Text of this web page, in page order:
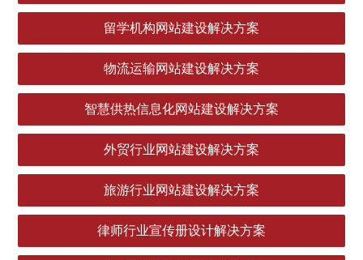
留学机构网站建设解决方案
物流运输网站建设解决方案
智慧供热信息化网站建设解决方案
外贸行业网站建设解决方案
旅游行业网站建设解决方案
律师行业宣传册设计解决方案